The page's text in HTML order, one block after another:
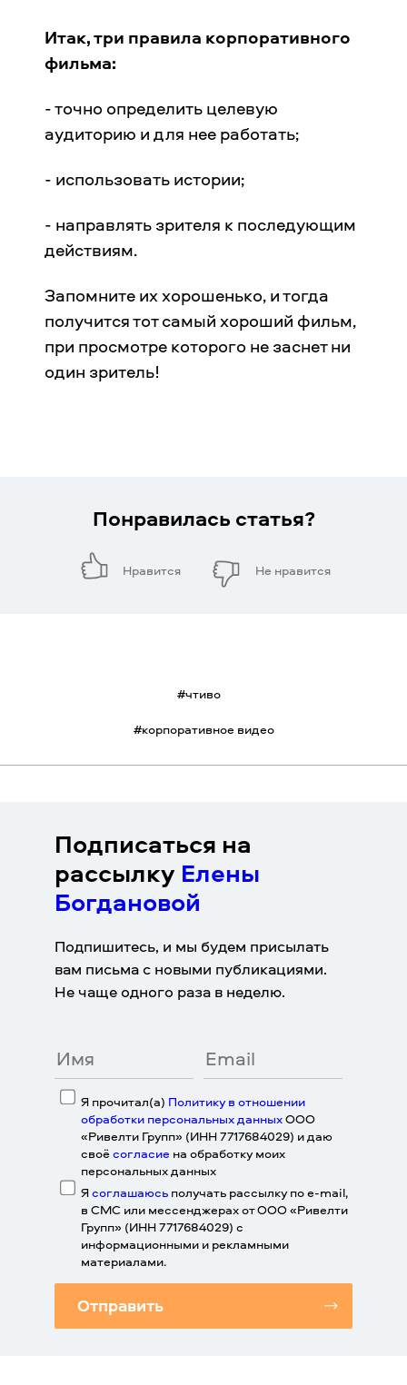
Итак, три правила корпоративного
фильма:
- точно определить целевую
аудиторию и для нее работать;
- использовать истории;
- направлять зрителя к последующим
действиям.
Запомните их хорошенько, и тогда
получится тот самый хороший фильм,
при просмотре которого не заснет ни
один зритель!
Понравилась статья?
Нравится Не нравится
#чтиво
#корпоративное видео
Подписаться на
рассылку Елены
Богдановой
Подпишитесь, и мы будем присылать
вам письма с новыми публикациями.
Не чаще одного раза в неделю.
Я прочитал(а) Политику в отношении
обработки персональных данныхООО
«Ривелти Групп» (ИНН 7717684029) и даю
своёсогласие на обработку моих
персональных данных
Ясоглашаюсь получать рассылку по e-mail,
в СМС или мессенджерах от ООО «Ривелти
Групп» (ИНН 7717684029) с
информационными и рекламными
материалами.
Отправить